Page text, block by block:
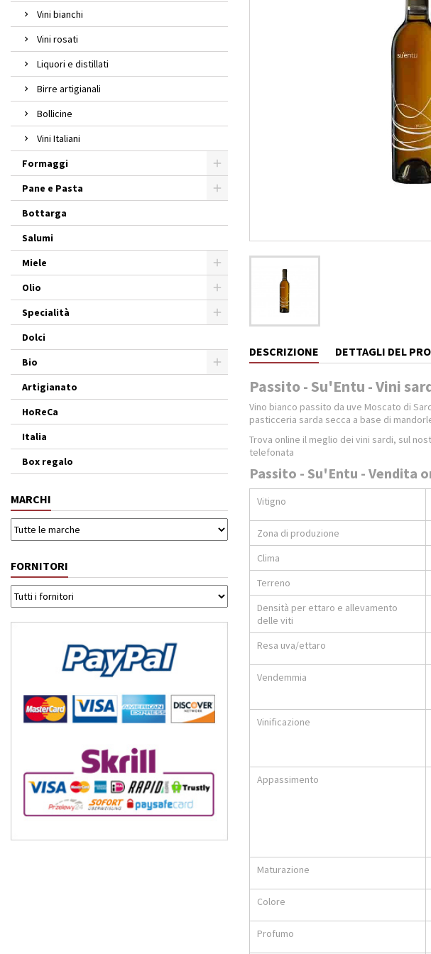
Vini bianchi
Vini rosati
Liquori e distillati
Birre artigianali
Bollicine
Vini Italiani
Formaggi
Pane e Pasta
Bottarga
Salumi
Miele
Olio
Specialità
Dolci
Bio
Artigianato
HoReCa
Italia
Box regalo
MARCHI
FORNITORI
DESCRIZIONE DETTAGLI DEL
Passito - Su'Entu - Vini
Vino bianco passito da uve Moscato di
pasticceria sarda secca a base di
Trova online il meglio dei vini sardi, sul
telefonata
Passito - Su'Entu - Vendita
Vitigno
Zona di produzione
Clima
Terreno
Densità per ettaro e allevamento
delle viti
Resa uva/ettaro
Vendemmia
Vinificazione
Appassimento
Maturazione
Colore
Profumo